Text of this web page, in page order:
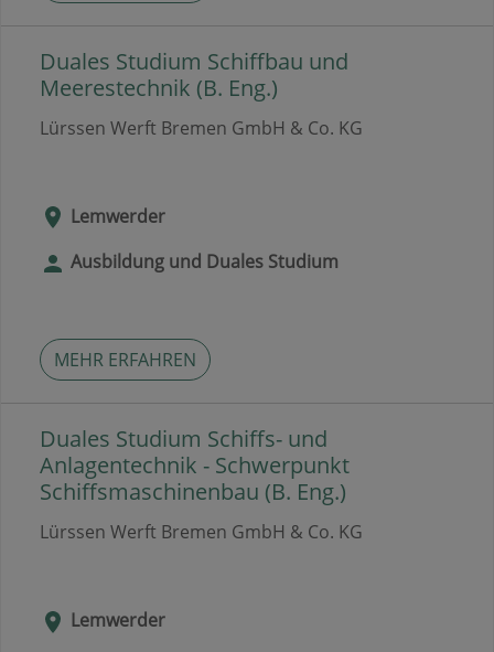
Duales Studium Schiffbau und
Meerestechnik (B. Eng.)
Lürssen Werft Bremen GmbH & Co. KG
Lemwerder
Ausbildung und Duales Studium
MEHR ERFAHREN
Duales Studium Schiffs- und
Anlagentechnik - Schwerpunkt
Schiffsmaschinenbau (B. Eng.)
Lürssen Werft Bremen GmbH & Co. KG
Lemwerder